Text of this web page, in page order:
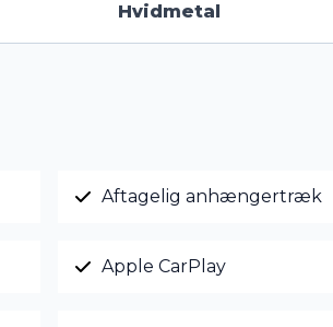
Hvidmetal
Aftagelig anhængertræk
Apple CarPlay